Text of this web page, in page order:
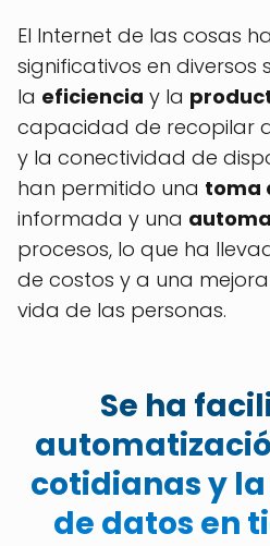
El Internet de las cosas
significativos en diversos
la eficiencia y la
capacidad de recopilar
y la conectividad de
han permitido una toma
informada y una
procesos, lo que ha
de costos y a una
vida de las personas.
Se ha
cotidianas y
de datos en